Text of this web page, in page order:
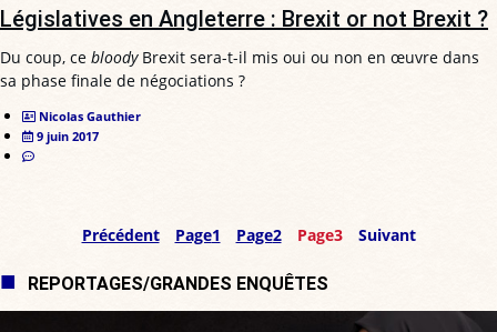
Législatives en Angleterre : Brexit or not Brexit ?
Du coup, ce bloodyBrexit sera-t-il mis oui ou non en œuvre dans
sa phase finale de négociations ?
Nicolas Gauthier
9 juin 2017
Précédent Page1 Page2 Page3 Suivant
REPORTAGES/GRANDES ENQUÊTES